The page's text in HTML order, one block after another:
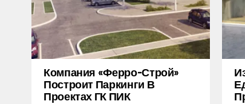
Компания «Ферро-Строй»
Построит Паркинги В
Проектах ГК ПИК